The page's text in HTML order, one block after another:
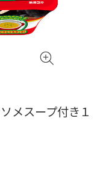
メスープ付き１